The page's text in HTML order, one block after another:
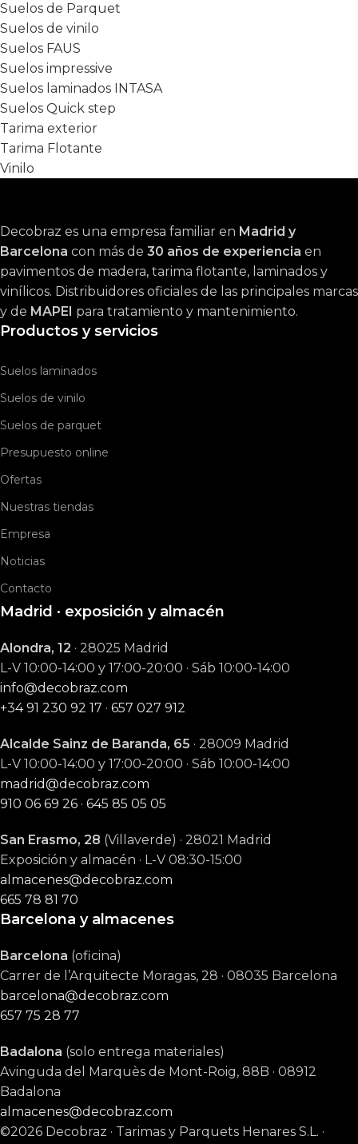
Suelos de Parquet
Suelos de vinilo
Suelos FAUS
Suelos impressive
Suelos laminados INTASA
Suelos Quick step
Tarima exterior
Tarima Flotante
Vinilo
Decobraz es una empresa familiar en Madrid y
Barcelona con más de 30 años de experiencia en
pavimentos de madera, tarima flotante, laminados y
vinílicos. Distribuidores oficiales de las principales marcas
y de MAPEI para tratamiento y mantenimiento.
Productos y servicios
Suelos laminados
Suelos de vinilo
Suelos de parquet
Presupuesto online
Ofertas
Nuestras tiendas
Empresa
Noticias
Contacto
Madrid · exposición y almacén
Alondra, 12 · 28025 Madrid
L-V 10:00-14:00 y 17:00-20:00 · Sáb 10:00-14:00
info@decobraz.com
+34 91 230 92 17 · 657 027 912
Alcalde Sainz de Baranda, 65 · 28009 Madrid
L-V 10:00-14:00 y 17:00-20:00 · Sáb 10:00-14:00
madrid@decobraz.com
910 06 69 26 · 645 85 05 05
San Erasmo, 28 (Villaverde) · 28021 Madrid
Exposición y almacén · L-V 08:30-15:00
almacenes@decobraz.com
665 78 81 70
Barcelona y almacenes
Barcelona (oficina)
Carrer de l’Arquitecte Moragas, 28 · 08035 Barcelona
barcelona@decobraz.com
657 75 28 77
Badalona (solo entrega materiales)
Avinguda del Marquès de Mont-Roig, 88B · 08912
Badalona
almacenes@decobraz.com
©2026 Decobraz · Tarimas y Parquets Henares S.L. ·